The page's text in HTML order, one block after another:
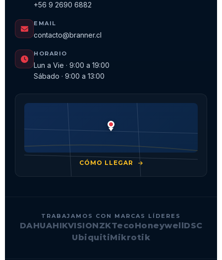
+56 9 2690 6882
EMAIL
contacto@branner.cl
HORARIO
Lun a Vie · 9:00 a 19:00
Sábado · 9:00 a 13:00
CÓMO LLEGAR
TRABAJAMOS CON MARCAS LÍDERES
DAHUAHIKVISIONZKTecoHoneywellDSC
UbiquitiMikrotik